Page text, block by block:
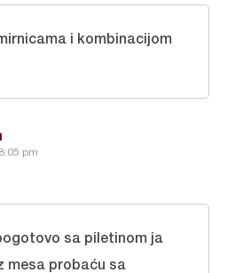
pm
i kombinacijom
sa piletinom ja
mesa probaću sa